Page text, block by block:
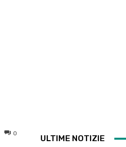
0
ULTIME NOTIZIE